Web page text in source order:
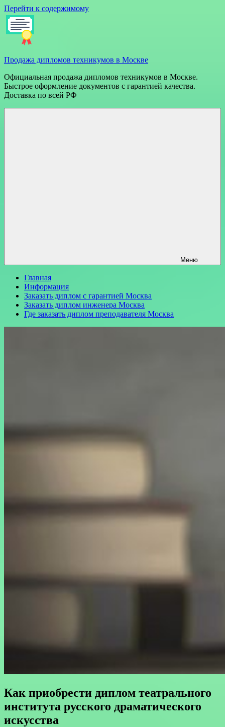
Перейти к содержимому
Продажа дипломов техникумов в Москве
Официальная продажа дипломов техникумов в Москве.
Быстрое оформление документов с гарантией качества.
Доставка по всей РФ
Меню
Главная
Информация
Заказать диплом с гарантией Москва
Заказать диплом инженера Москва
Где заказать диплом преподавателя Москва
Как приобрести диплом театрального
института русского драматического
искусства